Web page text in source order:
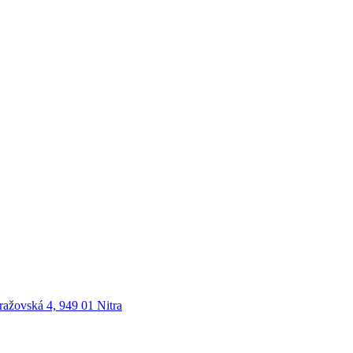
4, 949 01 Nitra